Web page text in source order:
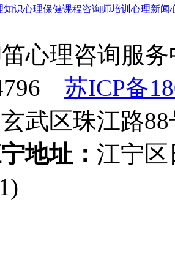
知识心理保健课程咨询师培训 心理新闻
心理咨询服
苏ICP备
玄武区珠江路
地址： 江宁区